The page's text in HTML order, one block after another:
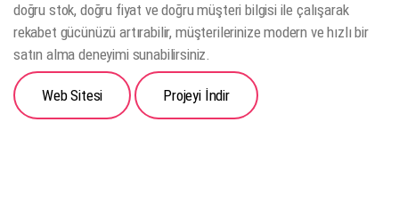
doğru stok, doğru fiyat ve doğru müşteri bilgisi ile çalışarak
rekabet gücünüzü artırabilir, müşterilerinize modern ve hızlı bir
satın alma deneyimi sunabilirsiniz.
Web Sitesi Projeyi İndir